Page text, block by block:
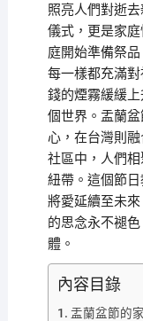
照亮人們對逝
儀式，更是家
庭開始準備祭
每一樣都充滿
錢的煙霧緩緩
個世界。盂蘭
心，在台灣則
社區中，人們
紐帶。這個節
將愛延續至未
的思念永不褪
體。
內容目錄
盂蘭盆節的